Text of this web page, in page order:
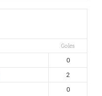
Goles
0
2
0